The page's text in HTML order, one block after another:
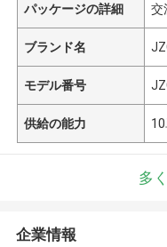
パッケージの詳細 交
ブランド名
モデル番号
供給の能力
多
企業情報